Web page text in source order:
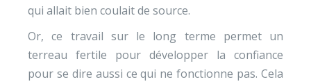
qui allait bien coulait de source.
Or, ce travail sur le long terme permet un
terreau fertile pour développer la confiance
pour se dire aussi ce qui ne fonctionne pas. Cela